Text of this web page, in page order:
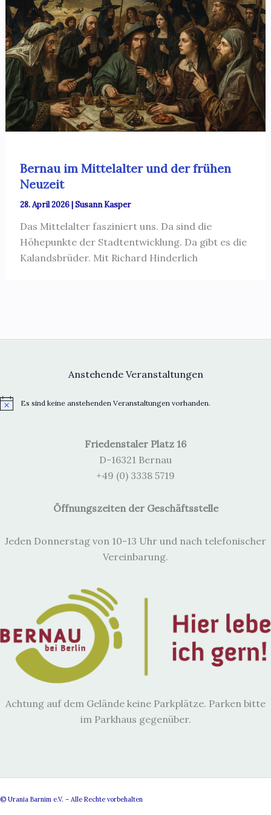
Bernau im Mittelalter und der frühen
Neuzeit
28. April 2026|Susann Kasper
Das Mittelalter fasziniert uns. Da sind die
Höhepunkte der Stadtentwicklung. Da gibt es die
Kalandsbrüder. Mit Richard Hinderlich
Anstehende Veranstaltungen
H
Es sind keine anstehenden Veranstaltungen vorhanden.
Friedenstaler Platz 16
D-16321 Bernau
+49 (0) 3338 5719
Öffnungszeiten der Geschäftsstelle
Jeden Donnerstag von 10-13 Uhr und nach telefonischer
Vereinbarung.
Achtung auf dem Gelände keine Parkplätze. Parken bitte
im Parkhaus gegenüber.
© Urania Barnim e.V. – Alle Rechte vorbehalten